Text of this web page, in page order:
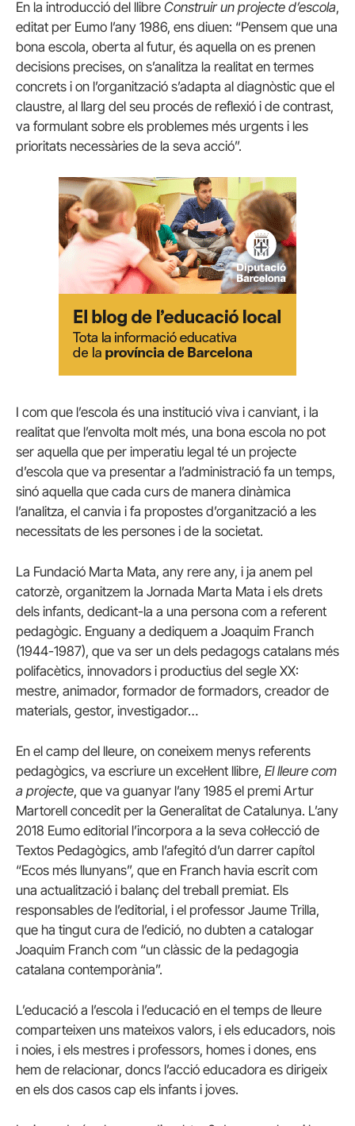
En la introducció del llibre Construir un projecte d’escola,
editat per Eumo l’any 1986, ens diuen: “Pensem que una
bona escola, oberta al futur, és aquella on es prenen
decisions precises, on s’analitza la realitat en termes
concrets i on l’organització s’adapta al diagnòstic que el
claustre, al llarg del seu procés de reflexió i de contrast,
va formulant sobre els problemes més urgents i les
prioritats necessàries de la seva acció”.
I com que l’escola és una institució viva i canviant, i la
realitat que l’envolta molt més, una bona escola no pot
ser aquella que per imperatiu legal té un projecte
d’escola que va presentar a l’administració fa un temps,
sinó aquella que cada curs de manera dinàmica
l’analitza, el canvia i fa propostes d’organització a les
necessitats de les persones i de la societat.
La Fundació Marta Mata, any rere any, i ja anem pel
catorzè, organitzem la Jornada Marta Mata i els drets
dels infants, dedicant-la a una persona com a referent
pedagògic. Enguany a dediquem a Joaquim Franch
(1944-1987), que va ser un dels pedagogs catalans més
polifacètics, innovadors i productius del segle XX:
mestre, animador, formador de formadors, creador de
materials, gestor, investigador…
En el camp del lleure, on coneixem menys referents
pedagògics, va escriure un excel·lent llibre, El lleure com
a projecte, que va guanyar l’any 1985 el premi Artur
Martorell concedit per la Generalitat de Catalunya. L’any
2018 Eumo editorial l’incorpora a la seva col·lecció de
Textos Pedagògics, amb l’afegitó d’un darrer capítol
“Ecos més llunyans”, que en Franch havia escrit com
una actualització i balanç del treball premiat. Els
responsables de l’editorial, i el professor Jaume Trilla,
que ha tingut cura de l’edició, no dubten a catalogar
Joaquim Franch com “un clàssic de la pedagogia
catalana contemporània”.
L’educació a l’escola i l’educació en el temps de lleure
comparteixen uns mateixos valors, i els educadors, nois
i noies, i els mestres i professors, homes i dones, ens
hem de relacionar, doncs l’acció educadora es dirigeix
en els dos casos cap els infants i joves.